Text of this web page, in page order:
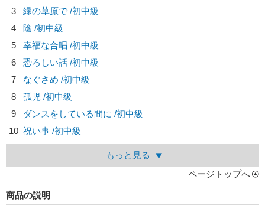
3
緑の草原で /初中級
4
陰 /初中級
5
幸福な合唱 /初中級
6
恐ろしい話 /初中級
7
なぐさめ /初中級
8
孤児 /初中級
9
ダンスをしている間に /初中級
10 祝い事 /初中級
もっと見る
ページトップへ
商品の説明